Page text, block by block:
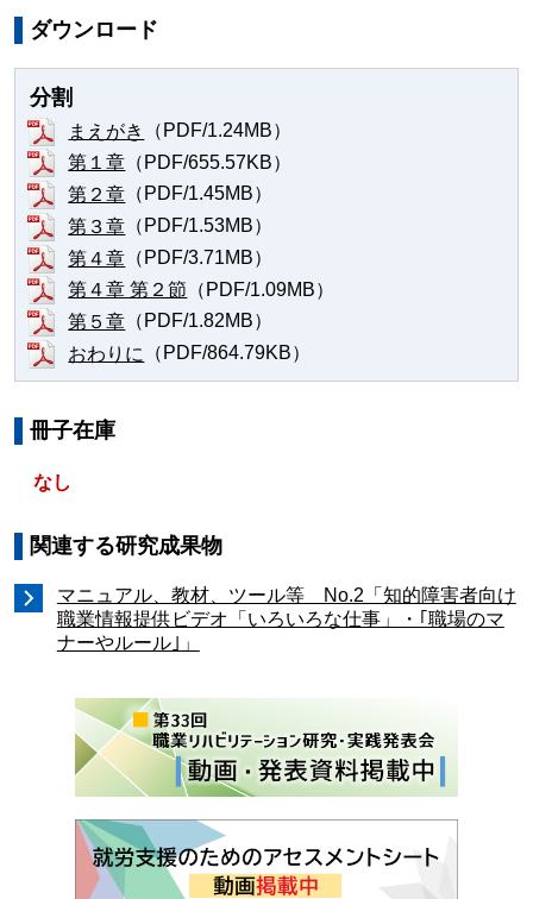
ダウンロード
分割
まえがき
（PDF/1.24MB）
第１章 （PDF/655.57KB）
第２章 （PDF/1.45MB）
第３章 （PDF/1.53MB）
第４章 （PDF/3.71MB）
第４章 第２節 （PDF/1.09MB）
第５章 （PDF/1.82MB）
おわりに
（PDF/864.79KB）
冊子在庫
なし
関連する研究成果物
マニュアル、教材、ツール等 No.2「知的障害者向け
職業情報提供ビデオ「いろいろな仕事」・｢職場のマ
ナーやルール｣」